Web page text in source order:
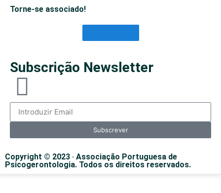
Torne-se associado!
Subscrição Newsletter
Subscrever
Copyright © 2023 · Associação Portuguesa de
Psicogerontologia. Todos os direitos reservados.